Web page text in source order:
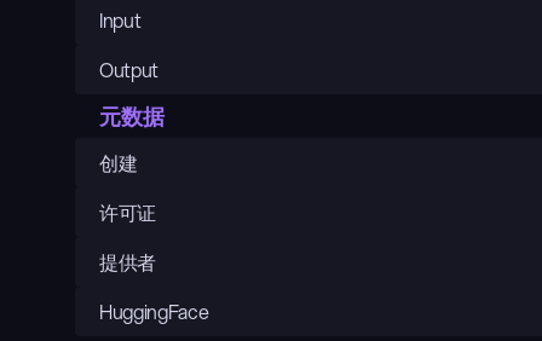
Input
Output
元数据
创建
许可证
提供者
HuggingFace